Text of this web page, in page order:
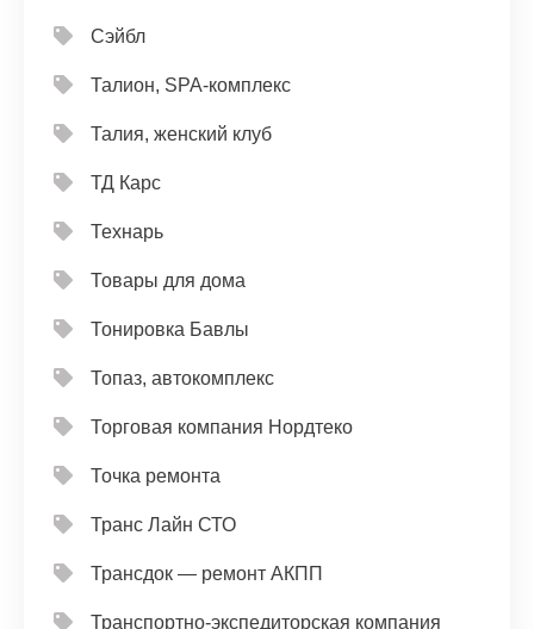
Сэйбл
Талион, SPA-комплекс
Талия, женский клуб
ТД Карс
Технарь
Товары для дома
Тонировка Бавлы
Топаз, автокомплекс
Торговая компания Нордтеко
Точка ремонта
Транс Лайн СТО
Трансдок — ремонт АКПП
Транспортно-экспедиторская компания